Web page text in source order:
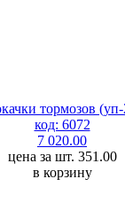
тормозов (уп-
код: 6072
7 020.00
цена за шт. 351.00
в корзину